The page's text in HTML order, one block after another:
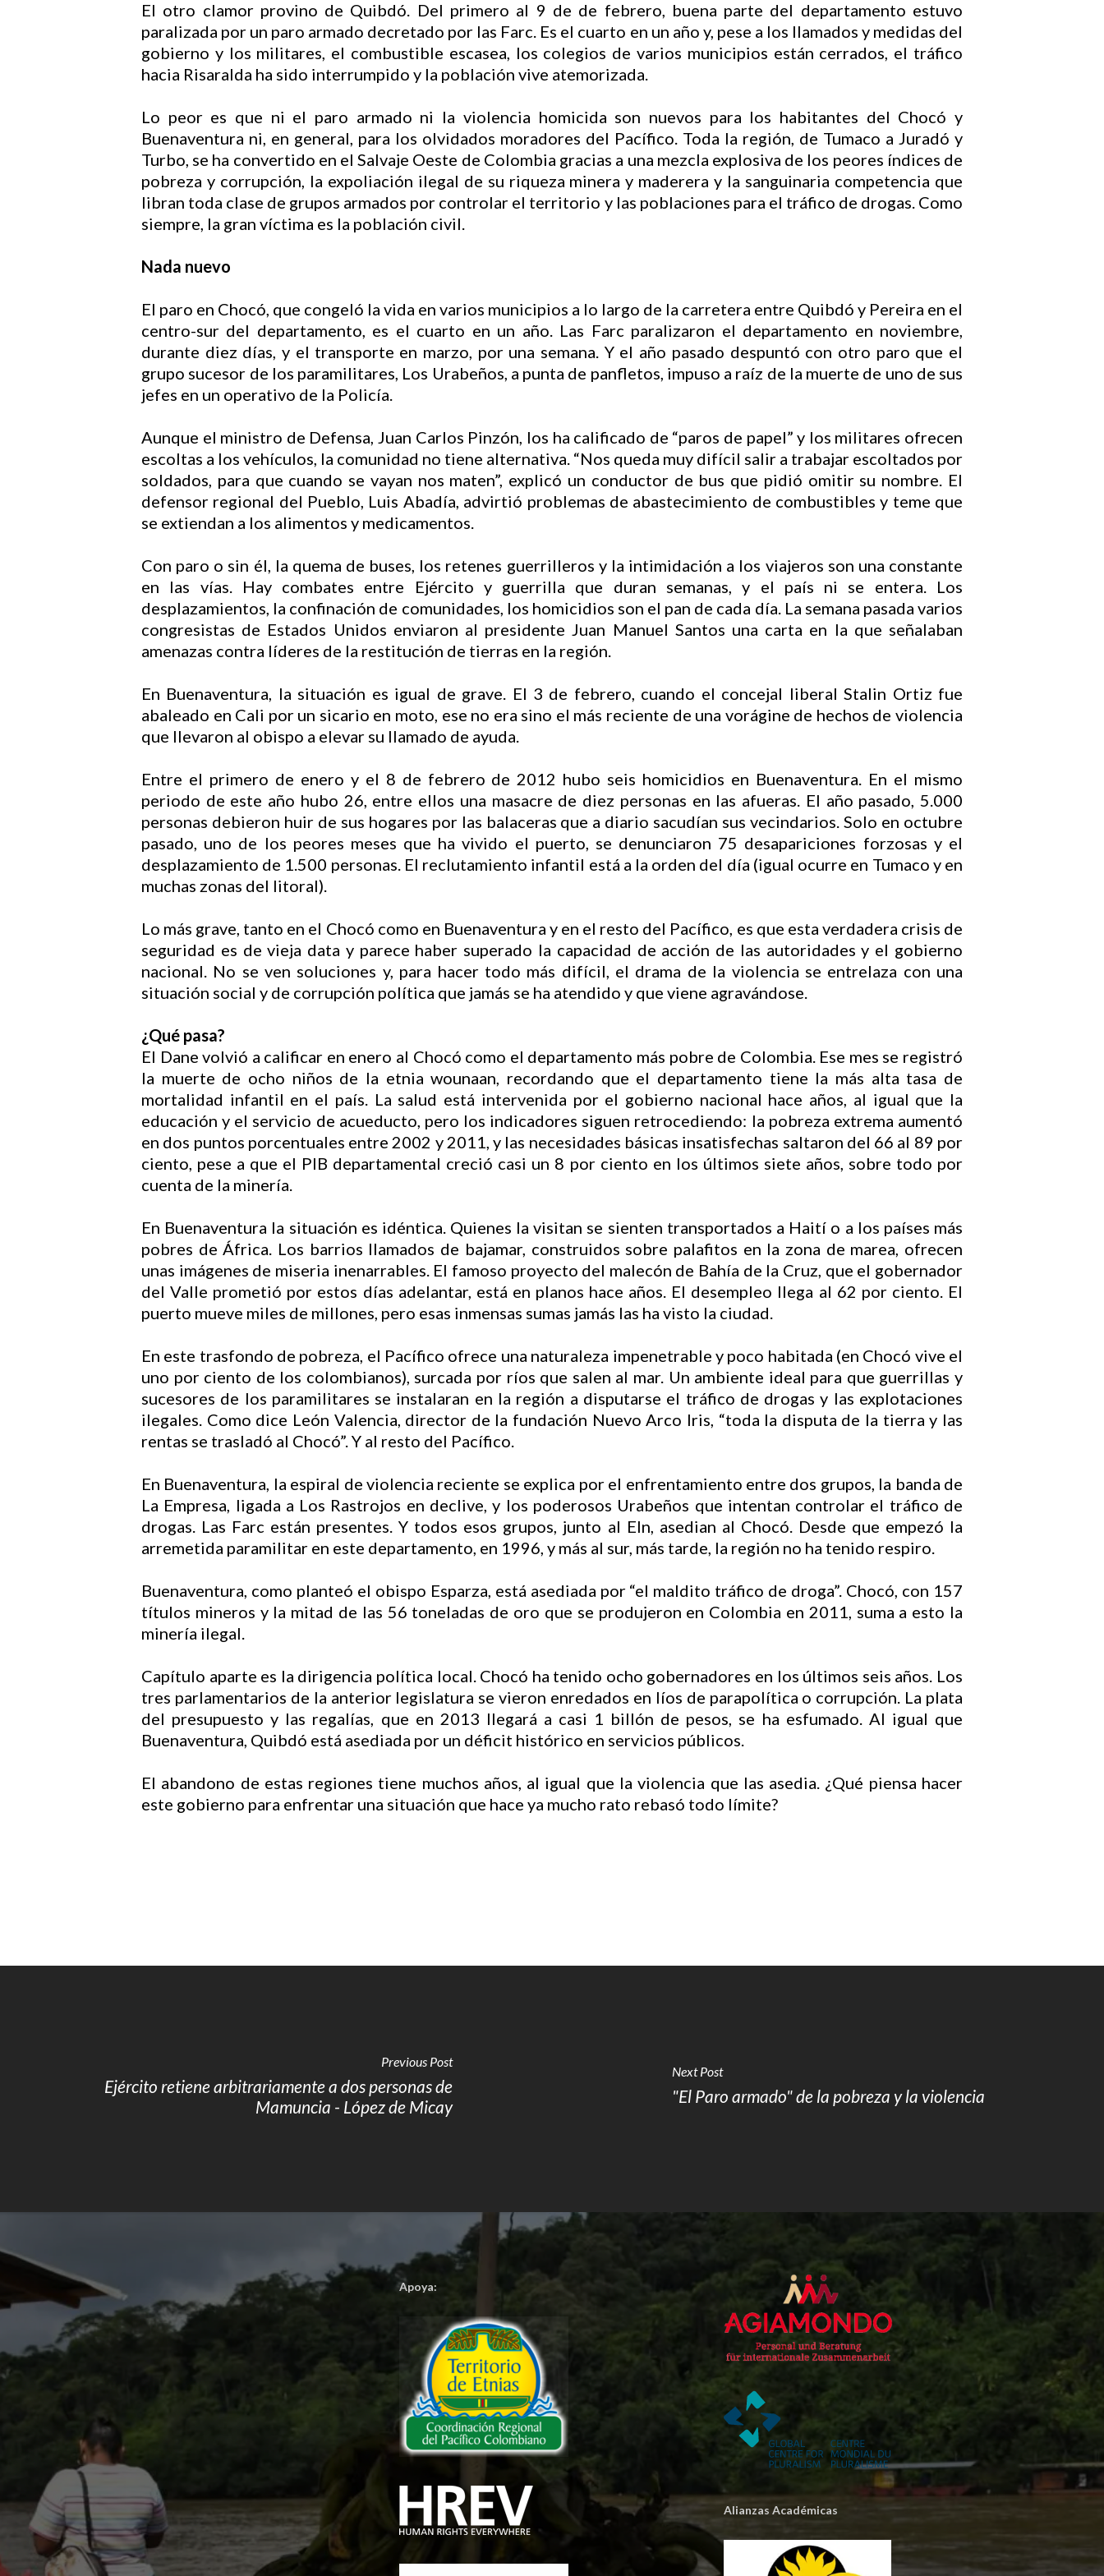
Hit enter to search or ESC to close
El otro clamor provino de Quibdó. Del primero al 9 de de febrero, buena parte del departamento estuvo
paralizada por un paro armado decretado por las Farc. Es el cuarto en un año y, pese a los llamados y medidas del
gobierno y los militares, el combustible escasea, los colegios de varios municipios están cerrados, el tráfico
hacia Risaralda ha sido interrumpido y la población vive atemorizada.
Lo peor es que ni el paro armado ni la violencia homicida son nuevos para los habitantes del Chocó y
Buenaventura ni, en general, para los olvidados moradores del Pacífico. Toda la región, de Tumaco a Juradó y
Turbo, se ha convertido en el Salvaje Oeste de Colombia gracias a una mezcla explosiva de los peores índices de
pobreza y corrupción, la expoliación ilegal de su riqueza minera y maderera y la sanguinaria competencia que
libran toda clase de grupos armados por controlar el territorio y las poblaciones para el tráfico de drogas. Como
siempre, la gran víctima es la población civil.
Nada nuevo
El paro en Chocó, que congeló la vida en varios municipios a lo largo de la carretera entre Quibdó y Pereira en el
centro-sur del departamento, es el cuarto en un año. Las Farc paralizaron el departamento en noviembre,
durante diez días, y el transporte en marzo, por una semana. Y el año pasado despuntó con otro paro que el
grupo sucesor de los paramilitares, Los Urabeños, a punta de panfletos, impuso a raíz de la muerte de uno de sus
jefes en un operativo de la Policía.
Aunque el ministro de Defensa, Juan Carlos Pinzón, los ha calificado de “paros de papel” y los militares ofrecen
escoltas a los vehículos, la comunidad no tiene alternativa. “Nos queda muy difícil salir a trabajar escoltados por
soldados, para que cuando se vayan nos maten”, explicó un conductor de bus que pidió omitir su nombre. El
defensor regional del Pueblo, Luis Abadía, advirtió problemas de abastecimiento de combustibles y teme que
se extiendan a los alimentos y medicamentos.
Con paro o sin él, la quema de buses, los retenes guerrilleros y la intimidación a los viajeros son una constante
en las vías. Hay combates entre Ejército y guerrilla que duran semanas, y el país ni se entera. Los
desplazamientos, la confinación de comunidades, los homicidios son el pan de cada día. La semana pasada varios
congresistas de Estados Unidos enviaron al presidente Juan Manuel Santos una carta en la que señalaban
amenazas contra líderes de la restitución de tierras en la región.
En Buenaventura, la situación es igual de grave. El 3 de febrero, cuando el concejal liberal Stalin Ortiz fue
abaleado en Cali por un sicario en moto, ese no era sino el más reciente de una vorágine de hechos de violencia
que llevaron al obispo a elevar su llamado de ayuda.
Entre el primero de enero y el 8 de febrero de 2012 hubo seis homicidios en Buenaventura. En el mismo
periodo de este año hubo 26, entre ellos una masacre de diez personas en las afueras. El año pasado, 5.000
personas debieron huir de sus hogares por las balaceras que a diario sacudían sus vecindarios. Solo en octubre
pasado, uno de los peores meses que ha vivido el puerto, se denunciaron 75 desapariciones forzosas y el
desplazamiento de 1.500 personas. El reclutamiento infantil está a la orden del día (igual ocurre en Tumaco y en
muchas zonas del litoral).
Lo más grave, tanto en el Chocó como en Buenaventura y en el resto del Pacífico, es que esta verdadera crisis de
seguridad es de vieja data y parece haber superado la capacidad de acción de las autoridades y el gobierno
nacional. No se ven soluciones y, para hacer todo más difícil, el drama de la violencia se entrelaza con una
situación social y de corrupción política que jamás se ha atendido y que viene agravándose.
¿Qué pasa?
El Dane volvió a calificar en enero al Chocó como el departamento más pobre de Colombia. Ese mes se registró
la muerte de ocho niños de la etnia wounaan, recordando que el departamento tiene la más alta tasa de
mortalidad infantil en el país. La salud está intervenida por el gobierno nacional hace años, al igual que la
educación y el servicio de acueducto, pero los indicadores siguen retrocediendo: la pobreza extrema aumentó
en dos puntos porcentuales entre 2002 y 2011, y las necesidades básicas insatisfechas saltaron del 66 al 89 por
ciento, pese a que el PIB departamental creció casi un 8 por ciento en los últimos siete años, sobre todo por
cuenta de la minería.
En Buenaventura la situación es idéntica. Quienes la visitan se sienten transportados a Haití o a los países más
pobres de África. Los barrios llamados de bajamar, construidos sobre palafitos en la zona de marea, ofrecen
unas imágenes de miseria inenarrables. El famoso proyecto del malecón de Bahía de la Cruz, que el gobernador
del Valle prometió por estos días adelantar, está en planos hace años. El desempleo llega al 62 por ciento. El
puerto mueve miles de millones, pero esas inmensas sumas jamás las ha visto la ciudad.
En este trasfondo de pobreza, el Pacífico ofrece una naturaleza impenetrable y poco habitada (en Chocó vive el
uno por ciento de los colombianos), surcada por ríos que salen al mar. Un ambiente ideal para que guerrillas y
sucesores de los paramilitares se instalaran en la región a disputarse el tráfico de drogas y las explotaciones
ilegales. Como dice León Valencia, director de la fundación Nuevo Arco Iris, “toda la disputa de la tierra y las
rentas se trasladó al Chocó”. Y al resto del Pacífico.
En Buenaventura, la espiral de violencia reciente se explica por el enfrentamiento entre dos grupos, la banda de
La Empresa, ligada a Los Rastrojos en declive, y los poderosos Urabeños que intentan controlar el tráfico de
drogas. Las Farc están presentes. Y todos esos grupos, junto al Eln, asedian al Chocó. Desde que empezó la
arremetida paramilitar en este departamento, en 1996, y más al sur, más tarde, la región no ha tenido respiro.
Buenaventura, como planteó el obispo Esparza, está asediada por “el maldito tráfico de droga”. Chocó, con 157
títulos mineros y la mitad de las 56 toneladas de oro que se produjeron en Colombia en 2011, suma a esto la
minería ilegal.
Capítulo aparte es la dirigencia política local. Chocó ha tenido ocho gobernadores en los últimos seis años. Los
tres parlamentarios de la anterior legislatura se vieron enredados en líos de parapolítica o corrupción. La plata
del presupuesto y las regalías, que en 2013 llegará a casi 1 billón de pesos, se ha esfumado. Al igual que
Buenaventura, Quibdó está asediada por un déficit histórico en servicios públicos.
El abandono de estas regiones tiene muchos años, al igual que la violencia que las asedia. ¿Qué piensa hacer
este gobierno para enfrentar una situación que hace ya mucho rato rebasó todo límite?
Previous Post
Ejército retiene arbitrariamente a dos personas de
Mamuncia - López de Micay
Next Post
"El Paro armado" de la pobreza y la violencia
Apoya:
Alianzas Académicas